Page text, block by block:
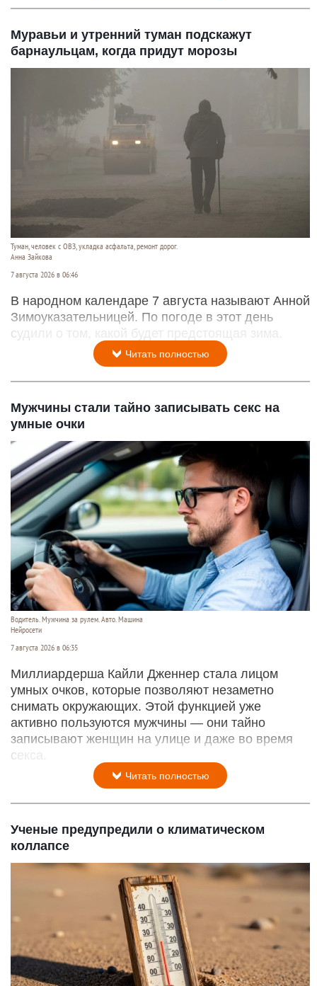
Муравьи и утренний туман подскажут
барнаульцам, когда придут морозы
Туман, человек с ОВЗ, укладка асфальта, ремонт дорог.
Анна Зайкова
7 августа 2026 в 06:46
В народном календаре 7 августа называют Анной
Зимоуказательницей. По погоде в этот день
судили о том, какой будет предстоящая зима.
Читать полностью
Мужчины стали тайно записывать секс на
умные очки
Водитель. Мужчина за рулем. Авто. Машина
Нейросети
7 августа 2026 в 06:35
Миллиардерша Кайли Дженнер стала лицом
умных очков, которые позволяют незаметно
снимать окружающих. Этой функцией уже
активно пользуются мужчины — они тайно
записывают женщин на улице и даже во время
секса.
Читать полностью
Ученые предупредили о климатическом
коллапсе